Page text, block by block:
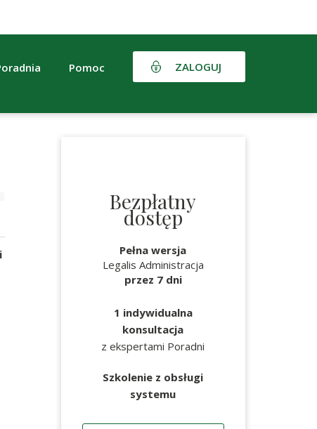
Pomoc ZALOGUJ
Bezpłatny
dostęp
Pełna wersja
Legalis Administracja
przez 7 dni
1 indywidualna
konsultacja
z ekspertami Poradni
Szkolenie z obsługi
systemu